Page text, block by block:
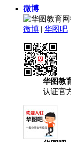
微博
微博 | 华图吧
华图教
认证官